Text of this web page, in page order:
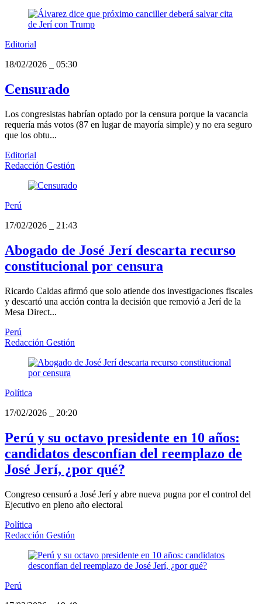
Editorial
18/02/2026
05:30
Censurado
Los congresistas habrían optado por la censura porque la vacancia
requería más votos (87 en lugar de mayoría simple) y no era seguro
que los obtu...
Editorial
Redacción Gestión
Perú
17/02/2026
21:43
Abogado de José Jerí descarta recurso
constitucional por censura
Ricardo Caldas afirmó que solo atiende dos investigaciones fiscales
y descartó una acción contra la decisión que removió a Jerí de la
Mesa Direct...
Perú
Redacción Gestión
Política
17/02/2026
20:20
Perú y su octavo presidente en 10 años:
candidatos desconfían del reemplazo de
José Jerí, ¿por qué?
Congreso censuró a José Jerí y abre nueva pugna por el control del
Ejecutivo en pleno año electoral
Política
Redacción Gestión
Perú